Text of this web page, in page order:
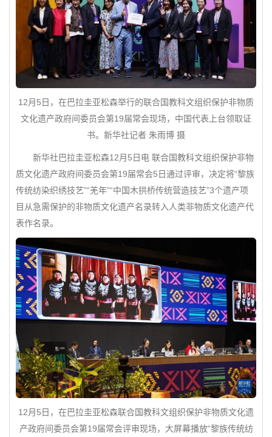
12月5日，在巴拉圭亚松森举行的联合国教科文组织保护非物质
文化遗产政府间委员会第19届常会现场，中国代表上台领取证
书。新华社记者 朱雨博 摄
新华社巴拉圭亚松森12月5日电 联合国教科文组织保护非物
质文化遗产政府间委员会第19届常会5日通过评审，决定将“黎族
传统纺染织绣技艺”“羌年”“中国木拱桥传统营造技艺”3个遗产项
目从急需保护的非物质文化遗产名录转入人类非物质文化遗产代
表作名录。
12月5日，在巴拉圭亚松森联合国教科文组织保护非物质文化遗
产政府间委员会第19届常会评审现场，大屏幕播放“黎族传统纺